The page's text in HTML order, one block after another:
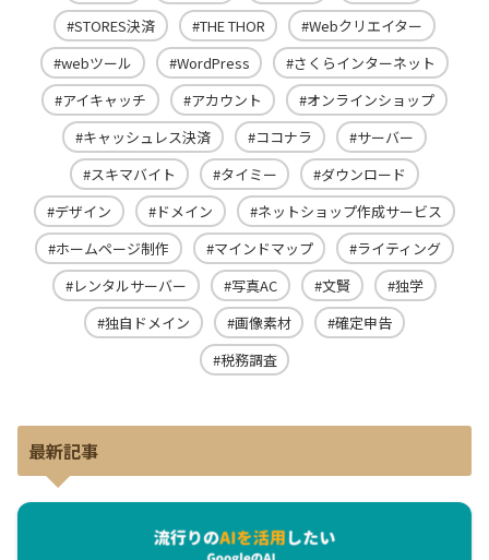
STORES決済
THE THOR
Webクリエイター
webツール
WordPress
さくらインターネット
アイキャッチ
アカウント
オンラインショップ
キャッシュレス決済
ココナラ
サーバー
スキマバイト
タイミー
ダウンロード
デザイン
ドメイン
ネットショップ作成サービス
ホームページ制作
マインドマップ
ライティング
レンタルサーバー
写真AC 文賢
独学
独自ドメイン
画像素材
確定申告
税務調査
最新記事